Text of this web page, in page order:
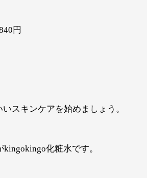
円
スキンケアを始めましょう。
化粧水です。